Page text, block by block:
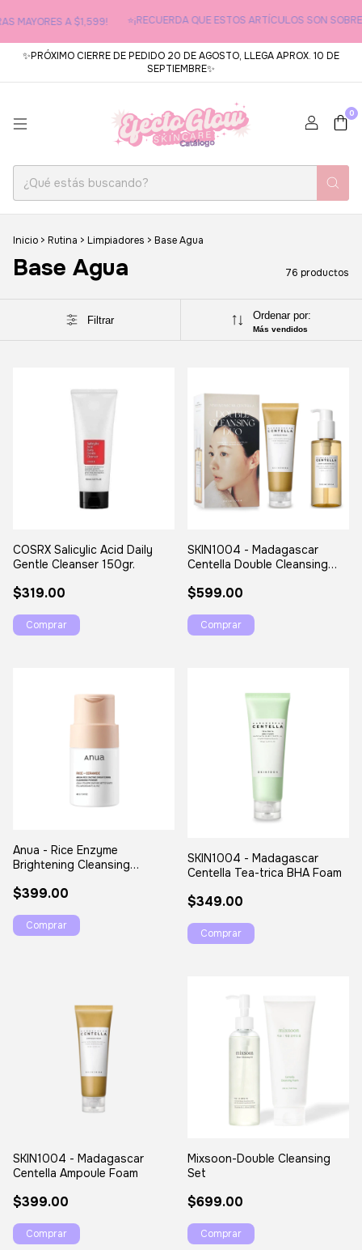
A $1,599! ⭐¡RECUERDA QUE ESTOS ARTÍCULOS SON SOBRE
✨PRÓXIMO CIERRE DE PEDIDO 20 DE AGOSTO, LLEGA APROX. 10 DE
SEPTIEMBRE✨
0
Inicio > Rutina > Limpiadores > Base Agua
Base Agua 76 productos
Filtrar Ordenar por:
Más vendidos
COSRX Salicylic Acid Daily
Gentle Cleanser 150gr.
$319.00
SKIN1004 - Madagascar
Centella Double Cleansing
$599.00
Anua - Rice Enzyme
Brightening Cleansing
$399.00
SKIN1004 - Madagascar
Centella Tea-trica BHA Foam
$349.00
SKIN1004 - Madagascar
Centella Ampoule Foam
$399.00
Mixsoon-Double Cleansing
Set
$699.00